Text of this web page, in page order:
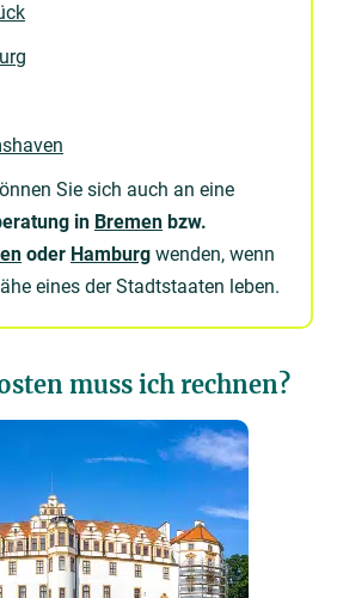
Sie sich auch an eine
in Bremen bzw.
oder Hamburg wenden, wenn
eines der Stadtstaaten leben.
muss ich rechnen?